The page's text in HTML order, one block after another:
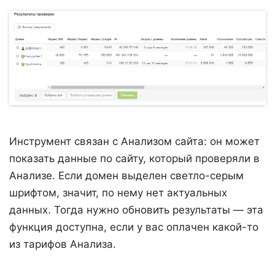
Инструмент связан с Анализом сайта: он может
показать данные по сайту, который проверяли в
Анализе. Если домен выделен светло-серым
шрифтом, значит, по нему нет актуальных
данных. Тогда нужно обновить результаты — эта
функция доступна, если у вас оплачен какой-то
из тарифов Анализа.